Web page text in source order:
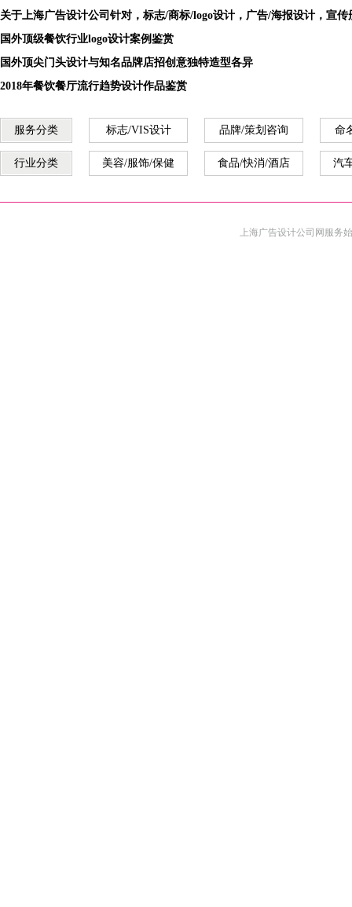
关于上海广告设计公司针对，标志/商标/logo设计，广告/海报设计，宣
国外顶级餐饮行业logo设计案例鉴赏
国外顶尖门头设计与知名品牌店招创意独特造型各异
2018年餐饮餐厅流行趋势设计作品鉴赏
服务分类 标志/VIS设计 品牌/策划咨询 命
行业分类 美容/服饰/保健 食品/快消/酒店 汽
上海广告设计公司 网服务